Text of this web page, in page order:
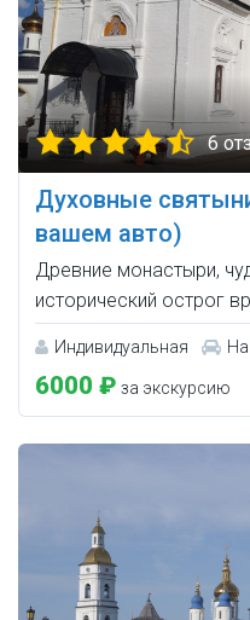
6
Духовные
вашем авто)
Древние монастыри,
исторический острог
Индивидуальная
6000 ₽ за экскурсию